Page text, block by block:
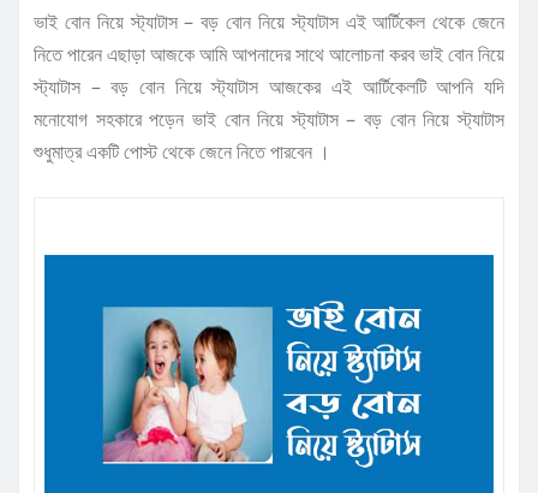
ভাই বোন নিয়ে স্ট্যাটাস – বড় বোন নিয়ে স্ট্যাটাস এই আর্টিকেল থেকে জেনে
নিতে পারেন এছাড়া আজকে আমি আপনাদের সাথে আলোচনা করব ভাই বোন নিয়ে
স্ট্যাটাস – বড় বোন নিয়ে স্ট্যাটাস আজকের এই আর্টিকেলটি আপনি যদি
মনোযোগ সহকারে পড়েন ভাই বোন নিয়ে স্ট্যাটাস – বড় বোন নিয়ে স্ট্যাটাস
শুধুমাত্র একটি পোস্ট থেকে জেনে নিতে পারবেন ।